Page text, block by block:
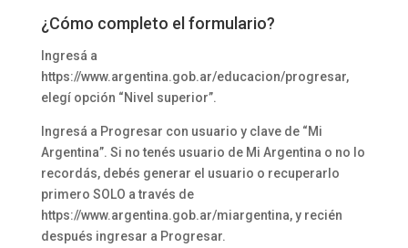
¿Cómo completo el formulario?
Ingresá a
https://www.argentina.gob.ar/educacion/progresar,
elegí opción “Nivel superior”.
Ingresá a Progresar con usuario y clave de “Mi
Argentina”. Si no tenés usuario de Mi Argentina o no lo
recordás, debés generar el usuario o recuperarlo
primero SOLO a través de
https://www.argentina.gob.ar/miargentina, y recién
después ingresar a Progresar.